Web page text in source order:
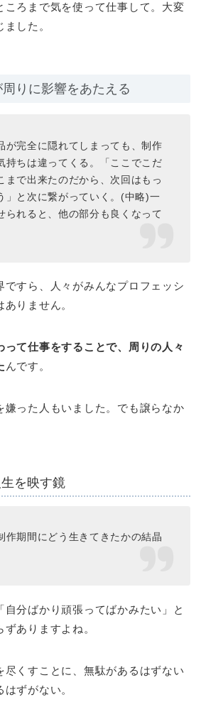
ころまで気を使って仕事して。大変
した。
りに影響をあたえる
が完全に隠れてしまっても、制作
持ちは違ってくる。「ここでこだ
まで出来たのだから、次回はもっ
」と次に繋がっていく。(中略)一
られると、他の部分も良くなって
ですら、人々がみんなプロフェッシ
りません。
って仕事をすることで、周りの人々
んです。
嫌った人もいました。でも譲らなか
を映す鏡
作期間にどう生きてきたかの結晶
分ばかり頑張ってばかみたい」と
ありますよね。
尽くすことに、無駄があるはずない
ずがない。